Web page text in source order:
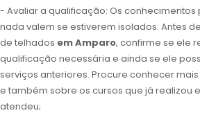
- Avaliar a qualificação: Os
nada valem se estiverem isolados. Antes
de telhados em Amparo, confirme se ele
qualificação necessária e ainda se ele
serviços anteriores. Procure conhecer
e também sobre os cursos que já realizou
atendeu;